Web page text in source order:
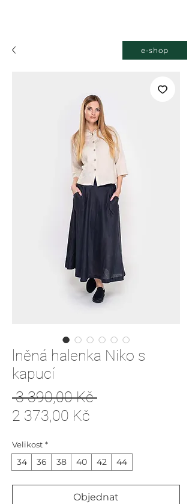
lněná halenka Niko s
kapucí
3 390,00 Kč Běžná
2 373,00 Kč
Velikost *
34 36 38 40 42 44
Objednat
e-shop